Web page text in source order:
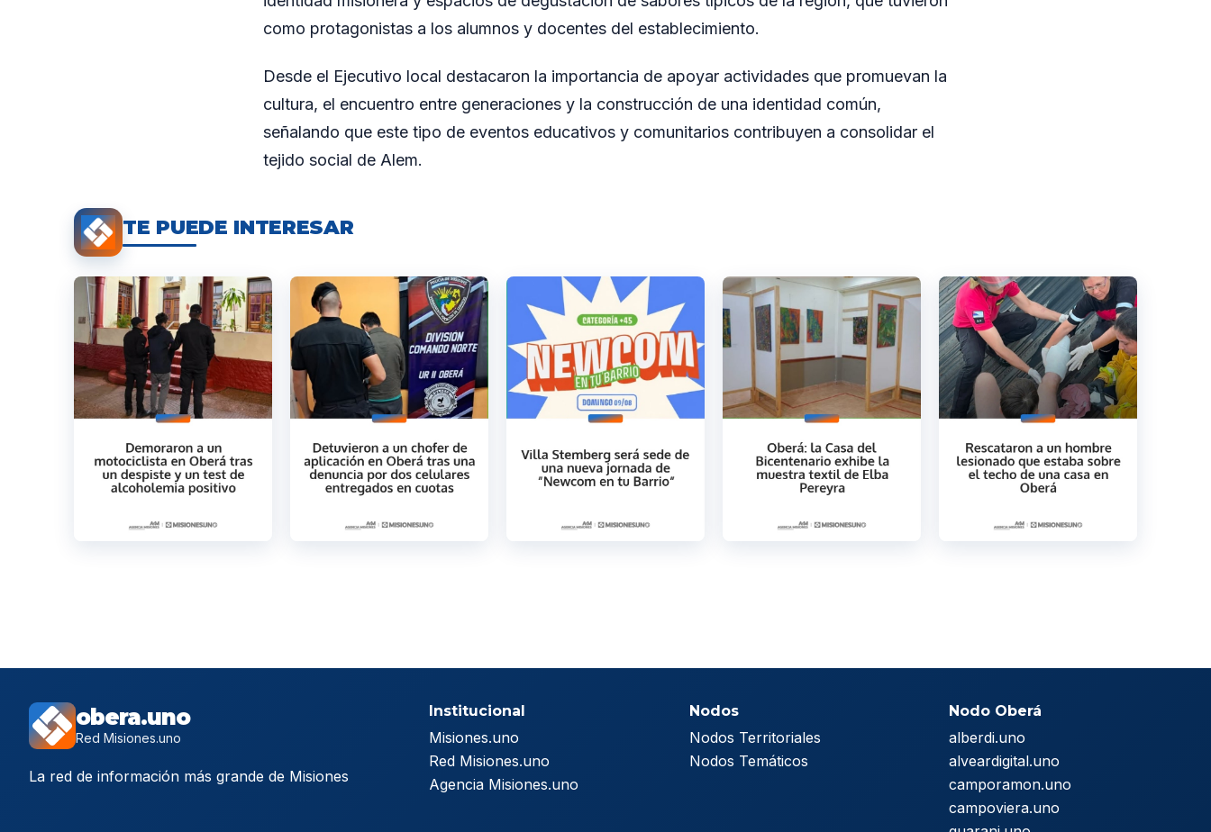
como protagonistas a los alumnos y docentes del establecimiento.
Desde el Ejecutivo local destacaron la importancia de apoyar actividades que promuevan la
cultura, el encuentro entre generaciones y la construcción de una identidad común,
señalando que este tipo de eventos educativos y comunitarios contribuyen a consolidar el
tejido social de Alem.
TE PUEDE INTERESAR
obera.uno
Red Misiones.uno
La red de información más grande de Misiones
Institucional
Misiones.uno
Red Misiones.uno
Agencia Misiones.uno
Nodos
Nodos Territoriales
Nodos Temáticos
Nodo Oberá
alberdi.uno
alveardigital.uno
camporamon.uno
campoviera.uno